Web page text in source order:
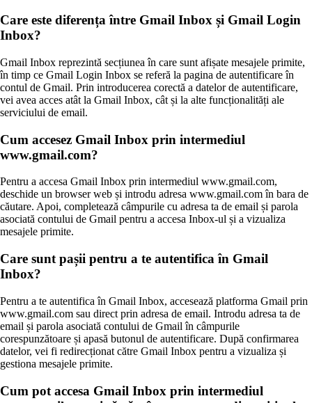
Care este diferența între Gmail Inbox și Gmail Login
Inbox?
Gmail Inbox reprezintă secțiunea în care sunt afișate mesajele primite,
în timp ce Gmail Login Inbox se referă la pagina de autentificare în
contul de Gmail. Prin introducerea corectă a datelor de autentificare,
vei avea acces atât la Gmail Inbox, cât și la alte funcționalități ale
serviciului de email.
Cum accesez Gmail Inbox prin intermediul
www.gmail.com?
Pentru a accesa Gmail Inbox prin intermediul www.gmail.com,
deschide un browser web și introdu adresa www.gmail.com în bara de
căutare. Apoi, completează câmpurile cu adresa ta de email și parola
asociată contului de Gmail pentru a accesa Inbox-ul și a vizualiza
mesajele primite.
Care sunt pașii pentru a te autentifica în Gmail
Inbox?
Pentru a te autentifica în Gmail Inbox, accesează platforma Gmail prin
www.gmail.com sau direct prin adresa de email. Introdu adresa ta de
email și parola asociată contului de Gmail în câmpurile
corespunzătoare și apasă butonul de autentificare. După confirmarea
datelor, vei fi redirecționat către Gmail Inbox pentru a vizualiza și
gestiona mesajele primite.
Cum pot accesa Gmail Inbox prin intermediul